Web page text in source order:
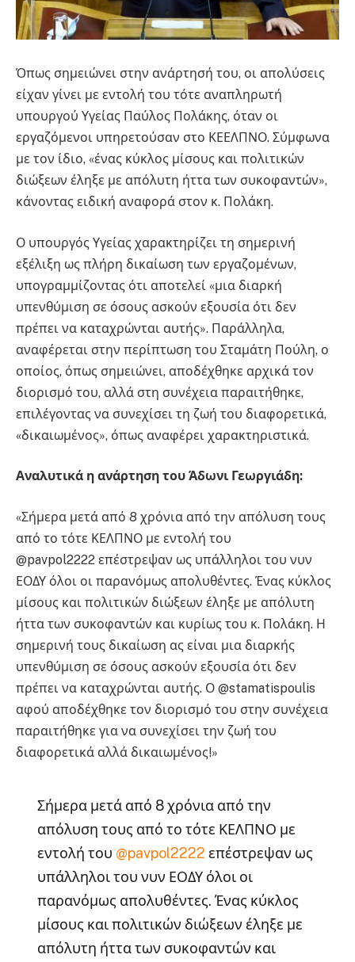
Όπως σημειώνει στην ανάρτησή του, οι απολύσεις
είχαν γίνει με εντολή του τότε αναπληρωτή
υπουργού Υγείας Παύλος Πολάκης, όταν οι
εργαζόμενοι υπηρετούσαν στο ΚΕΕΛΠΝΟ. Σύμφωνα
με τον ίδιο, «ένας κύκλος μίσους και πολιτικών
διώξεων έληξε με απόλυτη ήττα των συκοφαντών»,
κάνοντας ειδική αναφορά στον κ. Πολάκη.
Ο υπουργός Υγείας χαρακτηρίζει τη σημερινή
εξέλιξη ως πλήρη δικαίωση των εργαζομένων,
υπογραμμίζοντας ότι αποτελεί «μια διαρκή
υπενθύμιση σε όσους ασκούν εξουσία ότι δεν
πρέπει να καταχρώνται αυτής». Παράλληλα,
αναφέρεται στην περίπτωση του Σταμάτη Πούλη, ο
οποίος, όπως σημειώνει, αποδέχθηκε αρχικά τον
διορισμό του, αλλά στη συνέχεια παραιτήθηκε,
επιλέγοντας να συνεχίσει τη ζωή του διαφορετικά,
«δικαιωμένος», όπως αναφέρει χαρακτηριστικά.
Αναλυτικά η ανάρτηση του Άδωνι Γεωργιάδη:
«Σήμερα μετά από 8 χρόνια από την απόλυση τους
από το τότε ΚΕΛΠΝΟ με εντολή του
@pavpol2222 επέστρεψαν ως υπάλληλοι του νυν
ΕΟΔΥ όλοι οι παρανόμως απολυθέντες. Ένας κύκλος
μίσους και πολιτικών διώξεων έληξε με απόλυτη
ήττα των συκοφαντών και κυρίως του κ. Πολάκη. Η
σημερινή τους δικαίωση ας είναι μια διαρκής
υπενθύμιση σε όσους ασκούν εξουσία ότι δεν
πρέπει να καταχρώνται αυτής. Ο @stamatispoulis
αφού αποδέχθηκε τον διορισμό του στην συνέχεια
παραιτήθηκε για να συνεχίσει την ζωή του
διαφορετικά αλλά δικαιωμένος!»
Σήμερα μετά από 8 χρόνια από την
απόλυση τους από το τότε ΚΕΛΠΝΟ με
εντολή του @pavpol2222 επέστρεψαν ως
υπάλληλοι του νυν ΕΟΔΥ όλοι οι
παρανόμως απολυθέντες. Ένας κύκλος
μίσους και πολιτικών διώξεων έληξε με
απόλυτη ήττα των συκοφαντών και
Πολιτική